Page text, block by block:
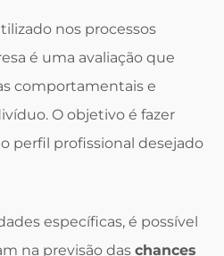
nos processos
é uma avaliação que
comportamentais e
O objetivo é fazer
perfil profissional desejado
específicas, é possível
na previsão das chances